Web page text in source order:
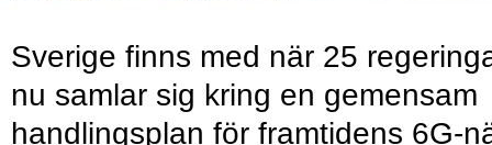
Sverige finns med när 25
nu samlar sig kring en gemensam
handlingsplan för framtidens 6G-